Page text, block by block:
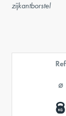
zijkantborstel
Ref
⌀